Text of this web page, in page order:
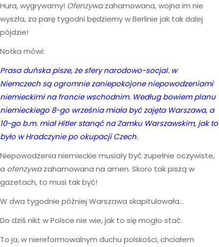
Hura, wygrywamy! Ofenzywazahamowana, wojna im nie
wyszła, za parę tygodni będziemy w Berlinie jak tak dalej
pójdzie!
Notka mówi:
Prasa duńska pisze, że sfery narodowo-socjal. w
Niemczech są ogromnie zaniepokojone niepowodzeniami
niemieckimi na froncie wschodnim. Według bowiem planu
niemieckiego 8-go września miała być zajęta Warszawa, a
10-go b.m. miał Hitler stanąć na Zamku Warszawskim, jak to
było w Hradczynie po okupacji Czech.
Niepowodzenia niemieckie musiały być zupełnie oczywiste,
a ofenzywazahamowana na amen. Skoro tak piszą w
gazetach, to musi tak być!
W dwa tygodnie później Warszawa skapitulowała…
Do dziś nikt w Polsce nie wie, jak to się mogło stać.
To ja, w niereformowalnym duchu polskości, chciałem